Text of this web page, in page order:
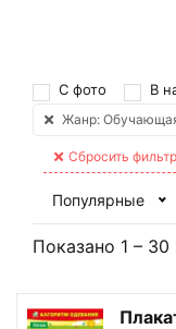
С фото В
Жанр:
Сбросить
Популярные
Показано 1 – 30